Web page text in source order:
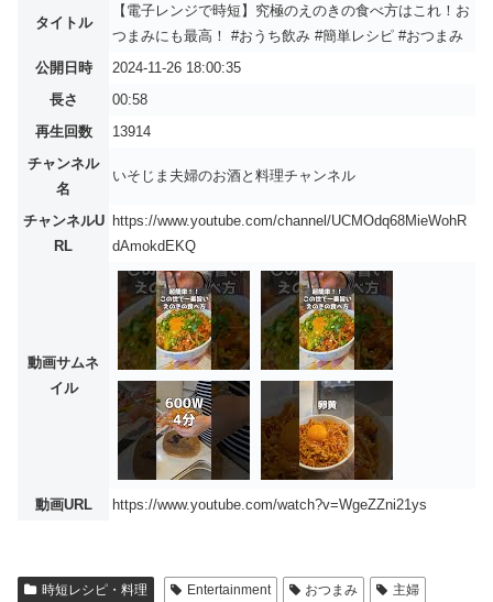
タイトル
【電子レンジで時短】究極のえのきの食べ方はこれ！お
つまみにも最高！ #おうち飲み #簡単レシピ #おつまみ
公開日時
2024-11-26 18:00:35
長さ
00:58
再生回数
13914
チャンネル
名
いそじま夫婦のお酒と料理チャンネル
チャンネルU
RL
https://www.youtube.com/channel/UCMOdq68MieWohR
dAmokdEKQ
動画サムネ
イル
動画URL https://www.youtube.com/watch?v=WgeZZni21ys
時短レシピ・料理 Entertainment おつまみ
主婦